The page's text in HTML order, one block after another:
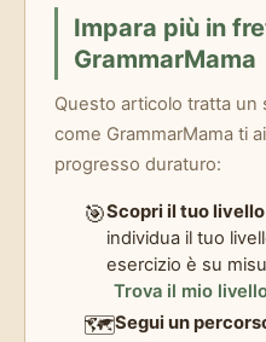
Impara più in
GrammarMama
Questo articolo tratta
come GrammarMama ti
progresso duraturo:
🎯Scopri il tuo livello
individua il tuo
esercizio è su
Trova il mio
🗺️Segui un